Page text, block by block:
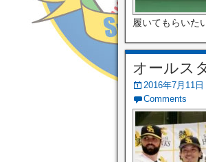
履いてもらい
オールス
2016年7月11日
Comments